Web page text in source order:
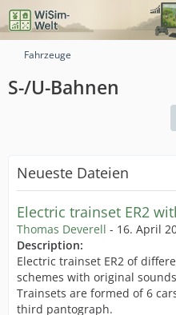
Fahrzeuge
S-/U-Bahnen
Neueste Dateien
Electric trainset ER2
Thomas Deverell - 16. April
Description:
Electric trainset ER2 of
schemes with original
Trainsets are formed of 6
third pantograph.